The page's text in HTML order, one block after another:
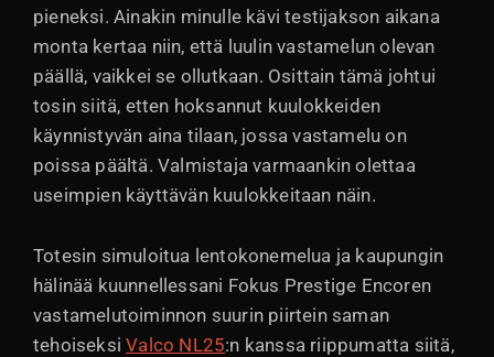
pieneksi. Ainakin minulle kävi testijakson aikana
monta kertaa niin, että luulin vastamelun olevan
päällä, vaikkei se ollutkaan. Osittain tämä johtui
tosin siitä, etten hoksannut kuulokkeiden
käynnistyvän aina tilaan, jossa vastamelu on
poissa päältä. Valmistaja varmaankin olettaa
useimpien käyttävän kuulokkeitaan näin.
Totesin simuloitua lentokonemelua ja kaupungin
hälinää kuunnellessani Fokus Prestige Encoren
vastamelutoiminnon suurin piirtein saman
tehoiseksiValco NL25:n kanssa riippumatta siitä,